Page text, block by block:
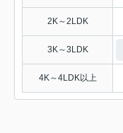
2K～2LDK
3K～3LDK
4K～4LDK以上